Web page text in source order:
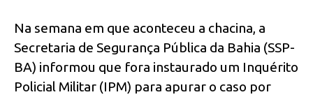
Na semana em que aconteceu a chacina, a
Secretaria de Segurança Pública da Bahia (SSP-
BA) informou que fora instaurado um Inquérito
Policial Militar (IPM) para apurar o caso por